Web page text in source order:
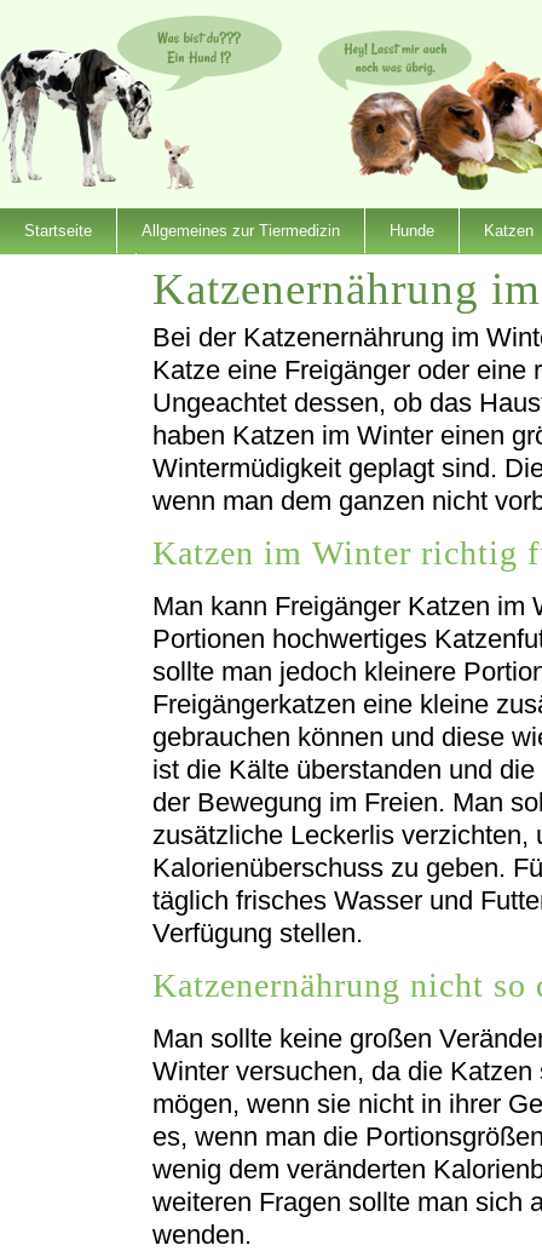
Startseite Allgemeines zur Tiermedizin Hunde Katzen
Katzenernährung
Bei der Katzenernährung im
Katze eine Freigänger oder eine
Ungeachtet dessen, ob das
haben Katzen im Winter einen
Wintermüdigkeit geplagt sind.
wenn man dem ganzen nicht
Katzen im Winter richtig
Man kann Freigänger Katzen im
Portionen hochwertiges
sollte man jedoch kleinere
Freigängerkatzen eine kleine
gebrauchen können und diese
ist die Kälte überstanden und
der Bewegung im Freien. Man
zusätzliche Leckerlis
Kalorienüberschuss zu geben.
täglich frisches Wasser und
Verfügung stellen.
Katzenernährung nicht so
Man sollte keine großen
Winter versuchen, da die
mögen, wenn sie nicht in ihrer
es, wenn man die
wenig dem veränderten
weiteren Fragen sollte man sich
wenden.